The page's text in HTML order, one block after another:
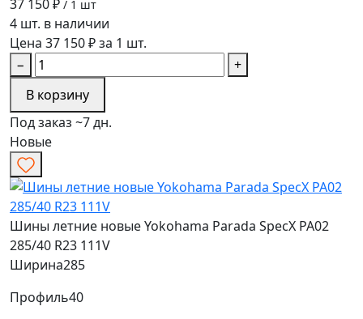
37 150 ₽ / 1 шт
4 шт. в наличии
Цена 37 150 ₽ за 1 шт.
−
+
В корзину
Под заказ ~7 дн.
Новые
Шины летние новые Yokohama Parada SpecX PA02
285/40 R23 111V
Ширина285
Профиль40